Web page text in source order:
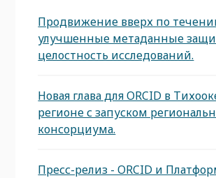
Продвижение вверх по
улучшенные метаданные
целостность исследований.
Новая глава для ORCID в
регионе с запуском
консорциума.
Пресс-релиз - ORCID и